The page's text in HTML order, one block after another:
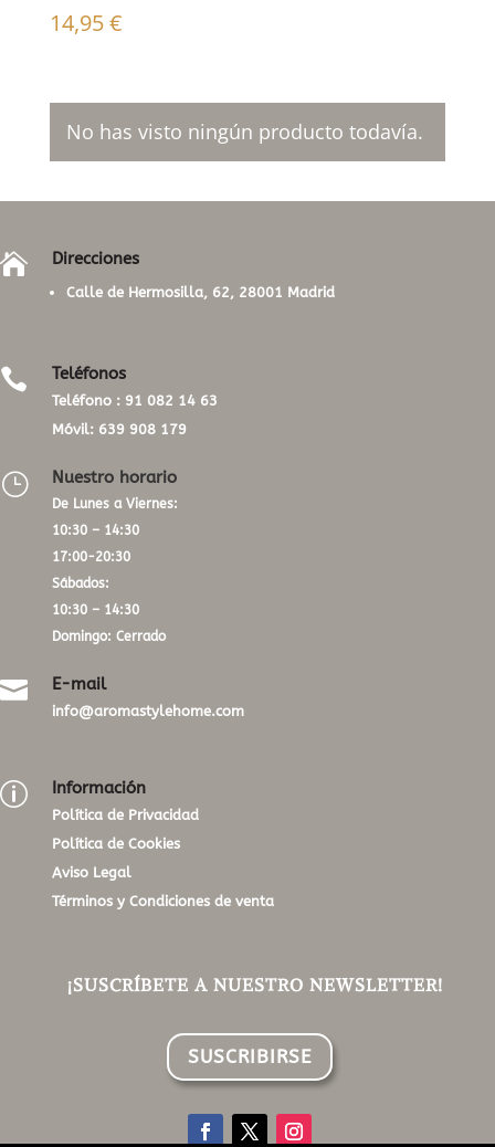
14,95€
No has visto ningún producto todavía.
 Direcciones
Calle de Hermosilla, 62, 28001 Madrid
 Teléfonos
Teléfono : 91 082 14 63
Móvil: 639 908 179
} Nuestro horario
De Lunes a Viernes:
10:30 – 14:30
17:00-20:30
Sábados:
10:30 – 14:30
Domingo: Cerrado
 E-mail
info@aromastylehome.com
p Información
Política de Privacidad
Política de Cookies
Aviso Legal
Términos y Condiciones de venta
¡SUSCRÍBETE A NUESTRO NEWSLETTER!
SUSCRIBIRSE